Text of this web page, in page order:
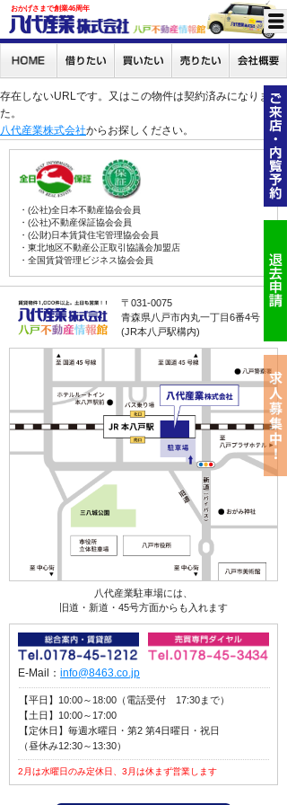
おかげさまで創業46周年
存在しないURLです。又はこの物件は契約済みになりまし
た。
八代産業株式会社からお探しください。
・(公社)全日本不動産協会会員
・(公社)不動産保証協会会員
・(公財)日本賃貸住宅管理協会会員
・東北地区不動産公正取引協議会加盟店
・全国賃貸管理ビジネス協会会員
〒031-0075
青森県八戸市内丸一丁目6番4号
(JR本八戸駅構内)
八代産業駐車場には、
旧道・新道・45号方面からも入れます
E-Mail： info@8463.co.jp
【平日】10:00～18:00（電話受付 17:30まで）
【土日】10:00～17:00
【定休日】毎週水曜日・第2 第4日曜日・祝日
（昼休み12:30～13:30）
2月は水曜日のみ定休日、3月は休まず営業します